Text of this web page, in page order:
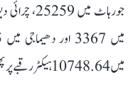
میں 10748.64 ہیکٹر رقبے پر پھیلی ہوئی کھڑی فصلیں اب بھی زیر آب ہیں۔